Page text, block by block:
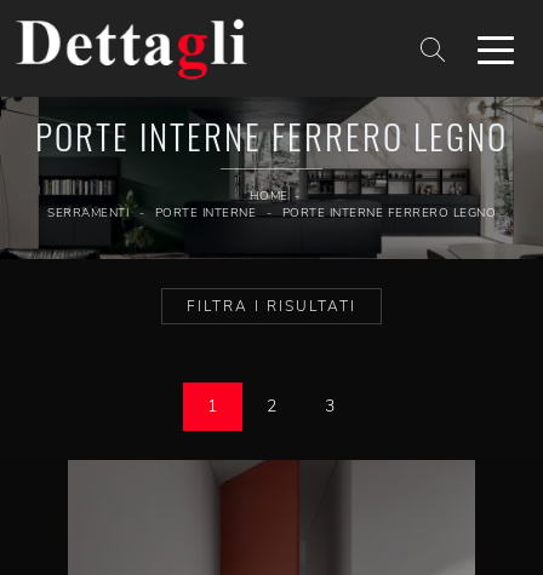
PORTE INTERNE FERRERO LEGNO
HOME -
SERRAMENTI
- PORTE INTERNE - PORTE INTERNE FERRERO LEGNO
FILTRA I RISULTATI
1 2 3